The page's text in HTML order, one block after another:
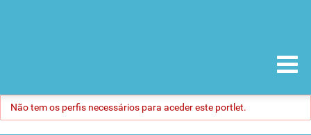
Não tem os perfis necessários para aceder este portlet.